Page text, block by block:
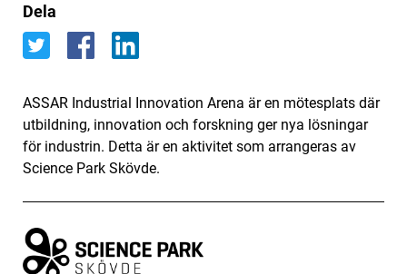
Dela
ASSAR Industrial Innovation Arena är en mötesplats där
utbildning, innovation och forskning ger nya lösningar
för industrin. Detta är en aktivitet som arrangeras av
Science Park Skövde.